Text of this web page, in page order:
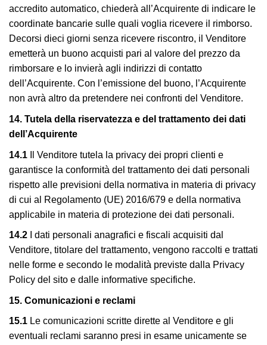
accredito automatico, chiederà all’Acquirente di indicare le
coordinate bancarie sulle quali voglia ricevere il rimborso.
Decorsi dieci giorni senza ricevere riscontro, il Venditore
emetterà un buono acquisti pari al valore del prezzo da
rimborsare e lo invierà agli indirizzi di contatto
dell’Acquirente. Con l’emissione del buono, l’Acquirente
non avrà altro da pretendere nei confronti del Venditore.
14. Tutela della riservatezza e del trattamento dei dati
dell’Acquirente
14.1 Il Venditore tutela la privacy dei propri clienti e
garantisce la conformità del trattamento dei dati personali
rispetto alle previsioni della normativa in materia di privacy
di cui al Regolamento (UE) 2016/679 e della normativa
applicabile in materia di protezione dei dati personali.
14.2 I dati personali anagrafici e fiscali acquisiti dal
Venditore, titolare del trattamento, vengono raccolti e trattati
nelle forme e secondo le modalità previste dalla Privacy
Policy del sito e dalle informative specifiche.
15. Comunicazioni e reclami
15.1 Le comunicazioni scritte dirette al Venditore e gli
eventuali reclami saranno presi in esame unicamente se